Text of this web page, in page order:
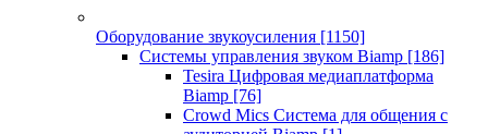
Оборудование звукоусиления [1150]
Системы управления звуком Biamp [186]
Tesira Цифровая медиаплатформа
Biamp [76]
Crowd Mics Система для общения с